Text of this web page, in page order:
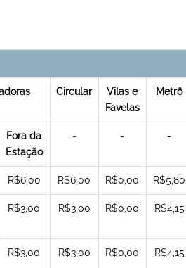
Circular
Vilas e
Favelas
Metrô
Fora da
Estação
- - -
R$6,00 R$6,00 R$0,00 R$5,80
R$3,00 R$3,00 R$0,00 R$4,15
R$3,00 R$3,00 R$0,00 R$4,15